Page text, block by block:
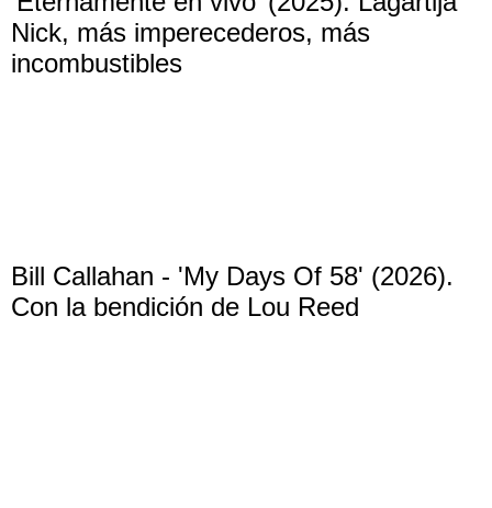
Nick, más imperecederos, más
incombustibles
Bill Callahan - 'My Days Of 58' (2026).
Con la bendición de Lou Reed